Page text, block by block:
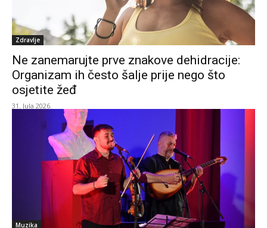
Zdravlje
Ne zanemarujte prve znakove dehidracije:
Organizam ih često šalje prije nego što
osjetite žeđ
31. Jula 2026.
Muzika